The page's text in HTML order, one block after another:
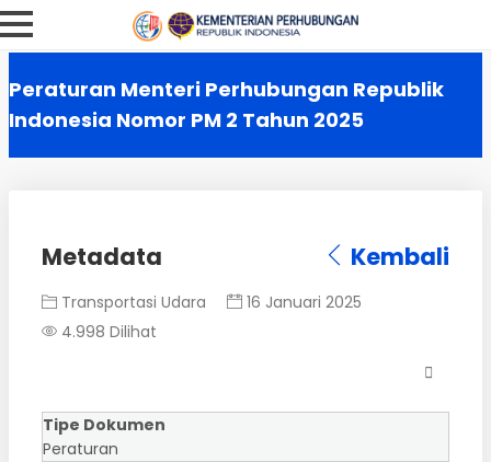
Peraturan Menteri Perhubungan Republik
Indonesia Nomor PM 2 Tahun 2025
Metadata Kembali
Transportasi Udara
16 Januari 2025
4.998 Dilihat
Tipe Dokumen
Peraturan